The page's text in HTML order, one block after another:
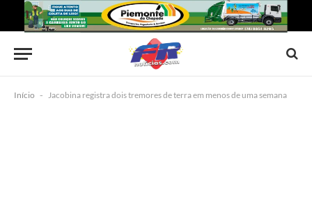
Início - Jacobina registra dois tremores de terra em menos de uma semana